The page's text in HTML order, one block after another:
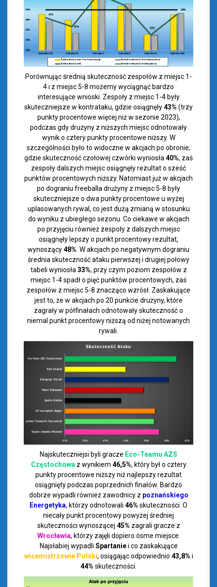
Porównując średnią skuteczność zespołów z miejsc 1-
4 i z miejsc 5-8 możemy wyciągnąć bardzo
interesujące wnioski. Zespoły z miejsc 1-4 były
skuteczniejsze w kontrataku, gdzie osiągnęły43% (trzy
punkty procentowe więcej niż w sezonie 2023),
podczas gdy drużyny z niższych miejsc odnotowały
wynik o cztery punkty procentowe niższy. W
szczególności było to widoczne w akcjach po obronie,
gdzie skuteczność czołowej czwórki wyniosła 40%, zaś
zespoły dalszych miejsc osiągnęły rezultat o sześć
punktów procentowych niższy. Natomiast już w akcjach
po dograniu freeballa drużyny z miejsc 5-8 były
skuteczniejsze o dwa punkty procentowe u wyżej
uplasowanych rywal, co jest dużą zmianą w stosunku
do wyniku z ubiegłego sezonu. Co ciekawe w akcjach
po przyjęciu również zespoły z dalszych miejsc
osiągnęły lepszy o punkt procentowy rezultat,
wynoszący48% . W akcjach po negatywnym dograniu
średnia skuteczność ataku pierwszej i drugiej połowy
tabeli wyniosła 33%, przy czym poziom zespołów z
miejsc 1-4 spadł o pięć punktów procentowych, zaś
zespołów z miejsc 5-8 znacząco wzrósł. Zaskakujące
jest to, że w akcjach po 20 punkcie drużyny, które
zagrały w półfinałach odnotowały skuteczność o
niemal punkt procentowy niższą od niżej notowanych
rywali.
Najskuteczniejsi byli gracze Eco-Teamu AZS
Częstochowa z wynikiem 46,5%, który był o cztery
punkty procentowe niższy niż najlepszy rezultat
osiągnięty podczas poprzednich finałów. Bardzo
dobrze wypadli również zawodnicy z poznańskiego
Energetyka, którzy odnotowali 46% skuteczności. O
niecały punkt procentowy powyżej średniej
skuteczności wynoszącej 45% zagrali gracze z
Wrocławia, którzy zajęli dopiero ósme miejsce.
Najsłabiej wypadli Spartaniei co zaskakujące
wicemistrzowie Polski, osiągając odpowiednio 43,8% i
44% skuteczności.